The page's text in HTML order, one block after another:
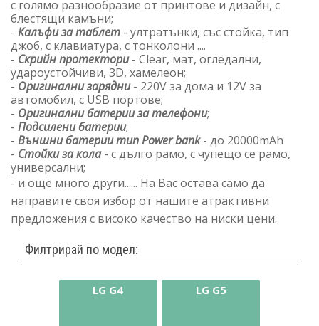
с голямо разнообразие от принтове и дизайн, с
блестящи камъни;
- Калъфи за таблет - ултратънки, със стойка, тип
джоб, с клавиатура, с тонколони ....
- Скрийн протектори- Clear, мат, огледални,
удароустойчиви, 3D, хамелеон;
- Оригинални зарядни- 220V за дома и 12V за
автомобил, с USB портове;
- Оригинални батерии за телефони;
- Подсилени батерии;
- Външни батерии тип Power bank- до 20000mAh
- Стойки за кола- с дълго рамо, с чупещо се рамо,
универсални;
- и още много други...... На Вас остава само да
направите своя избор от нашите атрактивни
предложения с високо качество на ниски цени.
Филтрирай по модел:
LG G4 LG G5